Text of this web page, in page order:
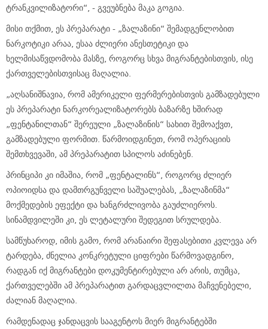
ტრანკვილიზატორი“, - გვეუბნება მაკა გოგია.
მისი თქმით, ეს პრეპარატი - „ზალაზინი“ შემადგენლობით
ნარკოტიკი არაა, ესაა ძლიერი ანესთეტიკი და
ხელმისაწვდომობა მასზე, როგორც სხვა მიგრანტებისთვის, ისე
ქართველებისთვისაც მაღალია.
„აღსანიშნავია, რომ ამერიკელი ფერმერებისთვის გამზადებული
ეს პრეპარატი ნარკორეალიზატორებს ბაზარზე ხშირად
„ფენტანილთან“ შერეული „ზალაზინის“ სახით შემოაქვთ,
გამზადებული ფორმით. წარმოიდგინეთ, რომ ოპერაციის
შემთხვევაში, ამ პრეპარატით სპილოს აძინებენ.
პრინციპი კი იმაშია, რომ „ფენტალინს“, როგორც ძლიერ
ოპიოიდსა და დამთრგუნველი საშუალებას, „ზალაზინმა“
მოქმედების ეფექტი და ხანგრძლივობა გაუძლიეროს.
სინამდვილეში კი, ეს ლეტალური შედეგით სრულდება.
სამწუხაროდ, იმის გამო, რომ არანაირი შეფასებითი კვლევა არ
ტარდება, ძნელია კონკრეტული ციფრები წარმოვადგინო,
რადგან იქ მიგრანტები დოკუმენტირებული არ არის, თუმცა,
ქართველებში ამ პრეპარატით გარდაცვლილთა მაჩვენებელი,
ძალიან მაღალია.
რამდენადაც ჯანდაცვის სააგენტოს მიერ მიგრანტებში